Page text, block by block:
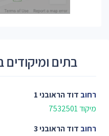
בתים ומיקודים
רחוב דוד הראובני 1
מיקוד 7532501
רחוב דוד הראובני 3